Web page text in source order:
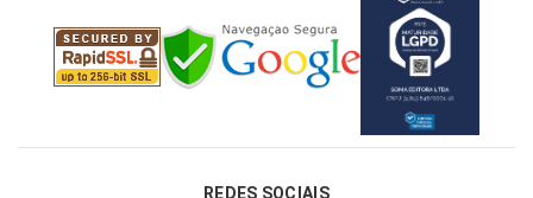
REDES SOCIAIS